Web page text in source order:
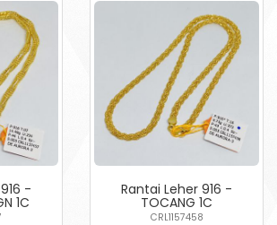
-
1C
Rantai Leher 916 -
TOCANG 1C
CRL1157458